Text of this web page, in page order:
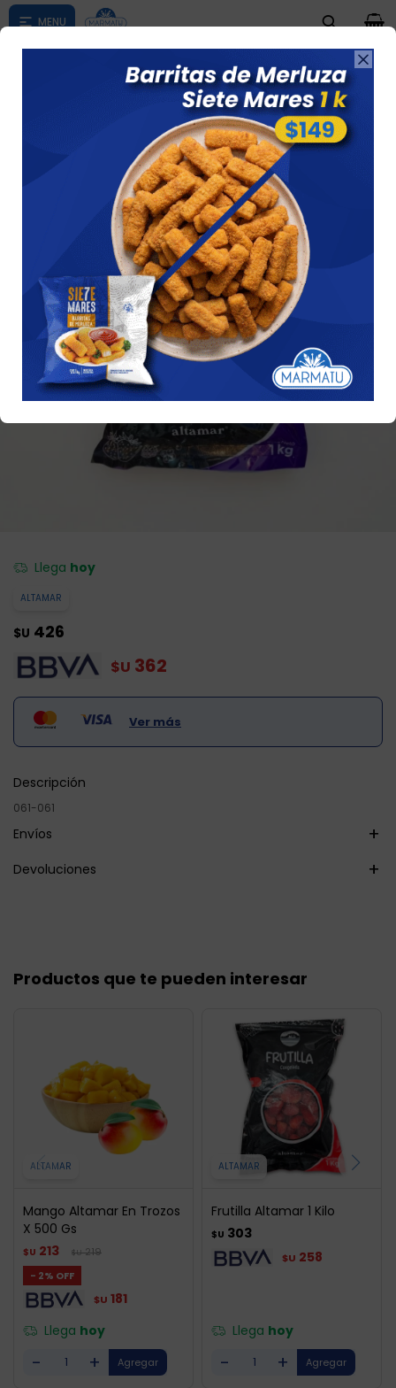

según su zona
0

Mix De Frutos Rojos 1kg.
Llega hoy
ALTAMAR
$U 426
$U 362
Ver más
Descripción
061-061
Envíos
Devoluciones
Productos que te pueden interesar
ALTAMAR
Mango Altamar En Trozos
X 500 Gs
$U 213 $U 219
2
$U 181
Llega hoy
- +
ALTAMAR
Frutilla Altamar 1 Kilo
$U 303
$U 258
Llega hoy
- +